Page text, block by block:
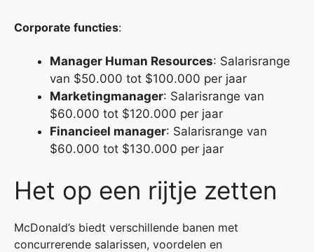
Corporate functies:
Manager Human Resources: Salarisrange
van $50.000 tot $100.000 per jaar
Marketingmanager: Salarisrange van
$60.000 tot $120.000 per jaar
Financieel manager: Salarisrange van
$60.000 tot $130.000 per jaar
Het op een rijtje zetten
McDonald’s biedt verschillende banen met
concurrerende salarissen, voordelen en